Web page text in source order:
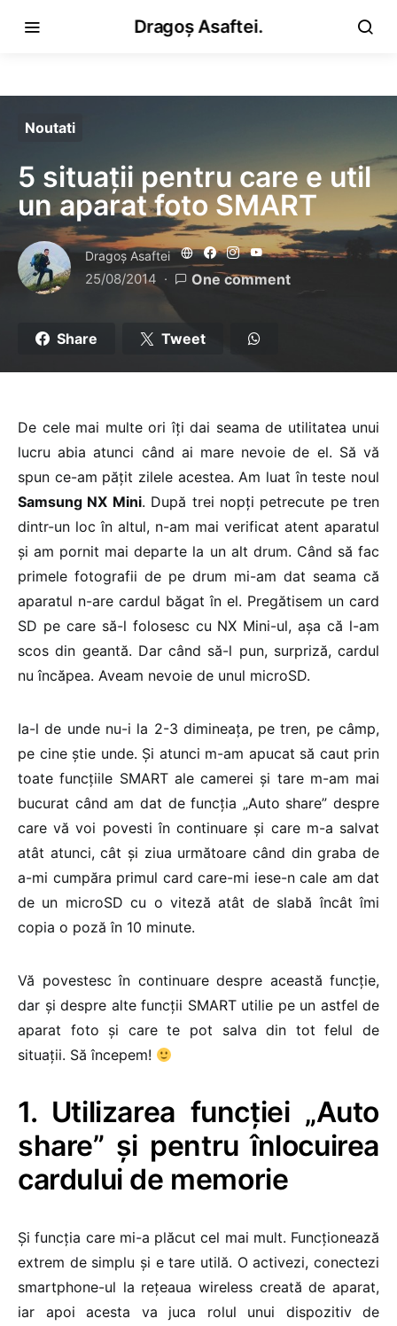
Dragoș Asaftei.
Noutati
5 situații pentru care e util
un aparat foto SMART
Dragoş Asaftei
25/08/2014 One comment
Share Tweet
De cele mai multe ori îți dai seama de utilitatea unui
lucru abia atunci când ai mare nevoie de el. Să vă
spun ce-am pățit zilele acestea. Am luat în teste noul
Samsung NX Mini. După trei nopți petrecute pe tren
dintr-un loc în altul, n-am mai verificat atent aparatul
și am pornit mai departe la un alt drum. Când să fac
primele fotografii de pe drum mi-am dat seama că
aparatul n-are cardul băgat în el. Pregătisem un card
SD pe care să-l folosesc cu NX Mini-ul, așa că l-am
scos din geantă. Dar când să-l pun, surpriză, cardul
nu încăpea. Aveam nevoie de unul microSD.
Ia-l de unde nu-i la 2-3 dimineața, pe tren, pe câmp,
pe cine știe unde. Și atunci m-am apucat să caut prin
toate funcțiile SMART ale camerei și tare m-am mai
bucurat când am dat de funcția „Auto share” despre
care vă voi povesti în continuare și care m-a salvat
atât atunci, cât și ziua următoare când din graba de
a-mi cumpăra primul card care-mi iese-n cale am dat
de un microSD cu o viteză atât de slabă încât îmi
copia o poză în 10 minute.
Vă povestesc în continuare despre această funcție,
dar și despre alte funcții SMART utilie pe un astfel de
aparat foto și care te pot salva din tot felul de
situații. Să începem!
1. Utilizarea funcției „Auto
share” și pentru înlocuirea
cardului de memorie
Și funcția care mi-a plăcut cel mai mult. Funcționează
extrem de simplu și e tare utilă. O activezi, conectezi
smartphone-ul la rețeaua wireless creată de aparat,
iar apoi acesta va juca rolul unui dispozitiv de